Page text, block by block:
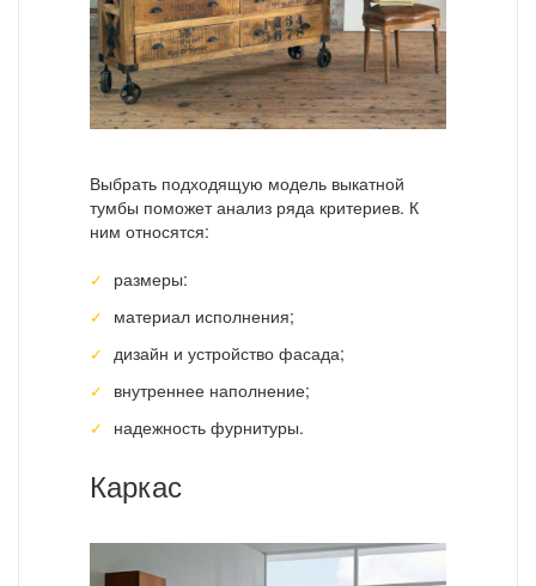
Выбрать подходящую модель выкатной
тумбы поможет анализ ряда критериев. К
ним относятся:
размеры:
материал исполнения;
дизайн и устройство фасада;
внутреннее наполнение;
надежность фурнитуры.
Каркас